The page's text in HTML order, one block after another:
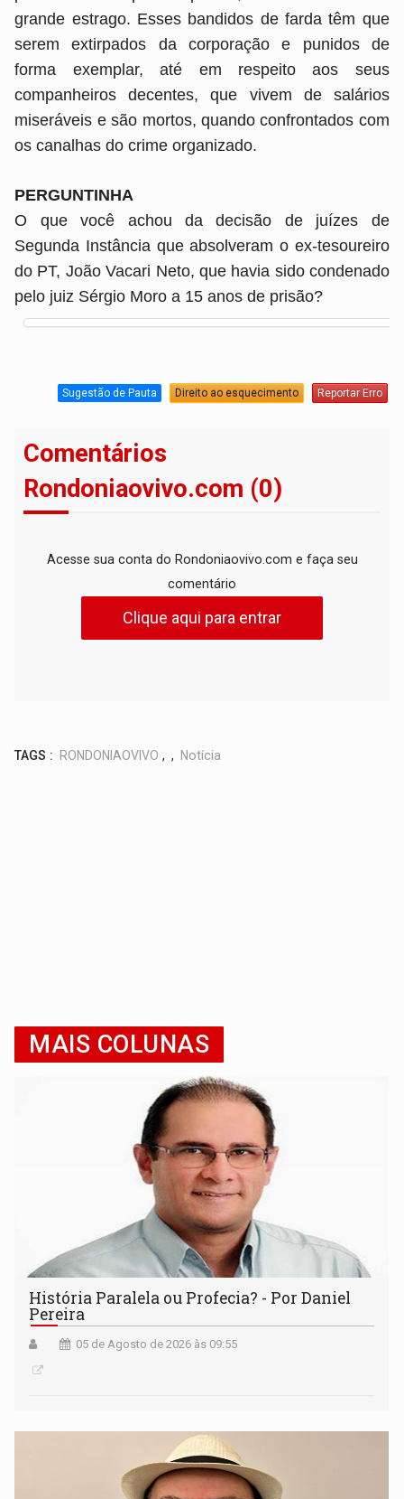
grande estrago. Esses bandidos de farda têm que
serem extirpados da corporação e punidos de
forma exemplar, até em respeito aos seus
companheiros decentes, que vivem de salários
miseráveis e são mortos, quando confrontados com
os canalhas do crime organizado.
PERGUNTINHA
O que você achou da decisão de juízes de
Segunda Instância que absolveram o ex-tesoureiro
do PT, João Vacari Neto, que havia sido condenado
pelo juiz Sérgio Moro a 15 anos de prisão?
Sugestão de Pauta Direito ao esquecimento Reportar Erro
Comentários
Rondoniaovivo.com (0)
Acesse sua conta do Rondoniaovivo.com e faça seu
comentário
Clique aqui para entrar
TAGS : RONDONIAOVIVO , , Notícia
MAIS COLUNAS
História Paralela ou Profecia? - Por Daniel
Pereira
05 de Agosto de 2026 às 09:55